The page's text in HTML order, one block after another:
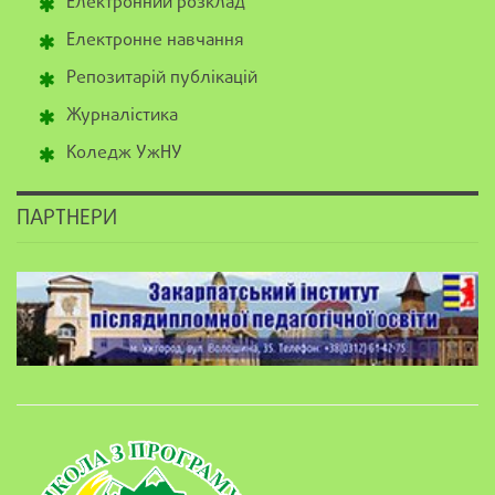
Електронне навчання
Репозитарій публікацій
Журналістика
Коледж УжНУ
ПАРТНЕРИ